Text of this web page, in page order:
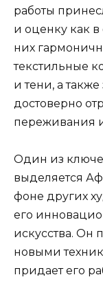
работы
и оценку как в
них
текстильные
и тени, а
достоверно
переживания
Один из
выделяется
фоне других
его
искусства. Он
новыми
придает его